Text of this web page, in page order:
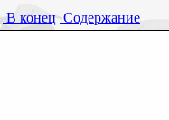
В конец Содержание